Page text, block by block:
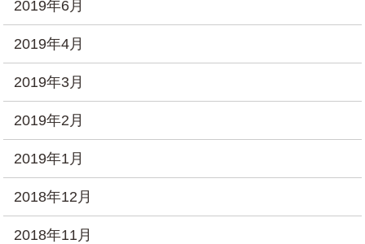
2019年6月
2019年4月
2019年3月
2019年2月
2019年1月
2018年12月
2018年11月